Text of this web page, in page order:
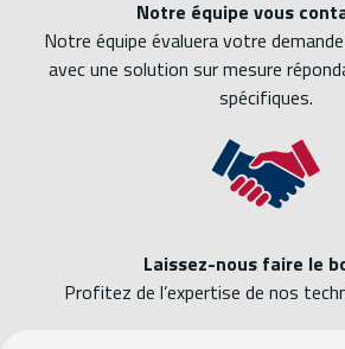
Notre équipe vous
Notre équipe évaluera votre
avec une solution sur mesure
spécifiques.
Laissez-nous faire le
Profitez de l’expertise de nos